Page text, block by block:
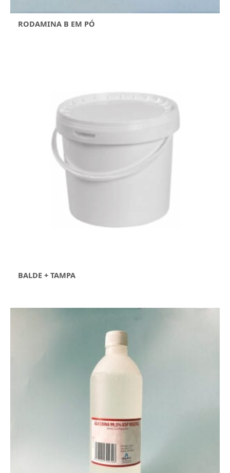
RODAMINA B EM PÓ
BALDE + TAMPA